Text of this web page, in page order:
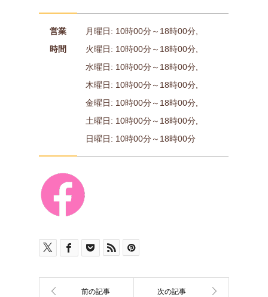
営業
時間
月曜日: 10時00分～18時00分,
火曜日: 10時00分～18時00分,
水曜日: 10時00分～18時00分,
木曜日: 10時00分～18時00分,
金曜日: 10時00分～18時00分,
土曜日: 10時00分～18時00分,
日曜日: 10時00分～18時00分